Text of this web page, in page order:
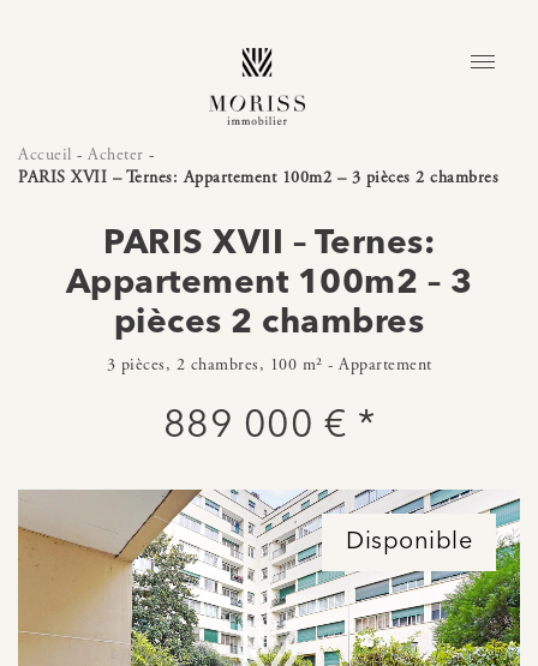
Accueil - Acheter -
PARIS XVII – Ternes: Appartement 100m2 – 3 pièces 2 chambres
PARIS XVII – Ternes:
Appartement 100m2 – 3
pièces 2 chambres
3 pièces, 2 chambres, 100 m² - Appartement
889 000 € *
Disponible